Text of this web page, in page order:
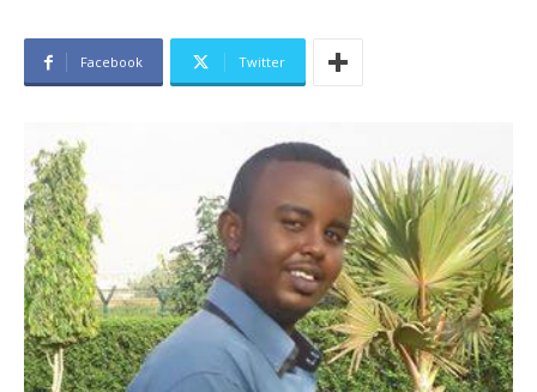
Facebook Twitter